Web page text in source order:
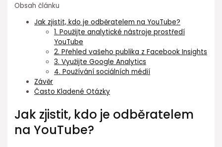
Obsah článku
Jak zjistit, kdo je odběratelem na YouTube?
1. Použijte analytické nástroje prostředí
YouTube
2. Přehled vašeho publika z Facebook Insights
3. Využijte Google Analytics
4. Používání sociálních médií
Závěr
Často Kladené Otázky
Jak zjistit, kdo je odběratelem
na YouTube?